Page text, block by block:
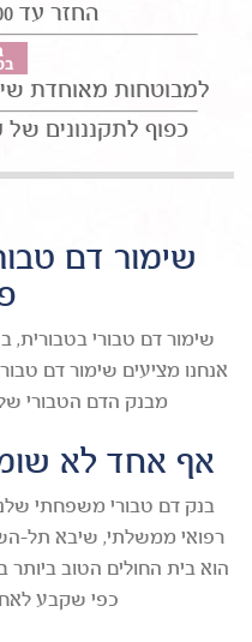
החזר עד 2,000 ₪ בשימור
למבוטחות מאוחדת שיא -
כפוף לתקננונים של
שימור דם
שימור דם טבורי בטבורית,
אנחנו מציעים שימור דם
מבנק הדם הטבורי שלנו יותר מ-
אף אחד לא
בנק דם טבורי משפחתי
רפואי ממשלתי, שיבא תל-
כפי שקבע